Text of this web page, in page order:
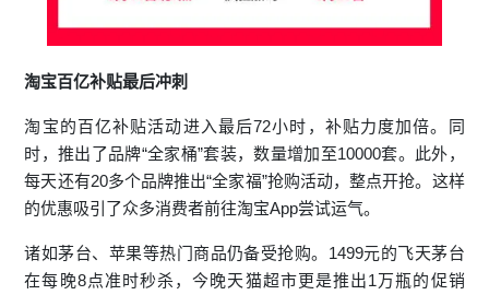
淘宝百亿补贴最后冲刺
淘宝的百亿补贴活动进入最后72小时，补贴力度加倍。同
时，推出了品牌“全家桶”套装，数量增加至10000套。此外，
每天还有20多个品牌推出“全家福”抢购活动，整点开抢。这样
的优惠吸引了众多消费者前往淘宝App尝试运气。
诸如茅台、苹果等热门商品仍备受抢购。1499元的飞天茅台
在每晚8点准时秒杀，今晚天猫超市更是推出1万瓶的促销